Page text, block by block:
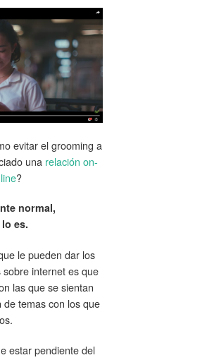
evitar el grooming a
una relación on-
line?
normal,
es.
le pueden dar los
internet es que
las que se sientan
temas con los que
estar pendiente del